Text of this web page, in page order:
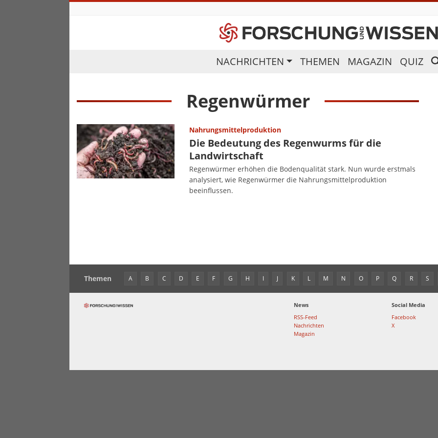
NACHRICHTEN THEMEN MAGAZIN QUIZ
Regenwürmer
Nahrungsmittelproduktion
Die Bedeutung des Regenwurms für die
Landwirtschaft
Regenwürmer erhöhen die Bodenqualität stark. Nun wurde erstmals
analysiert, wie Regenwürmer die Nahrungsmittelproduktion
beeinflussen.
Themen A B C D E F G H I J K L M N O P Q R S
News
RSS-Feed
Nachrichten
Magazin
Social Media
Facebook
X